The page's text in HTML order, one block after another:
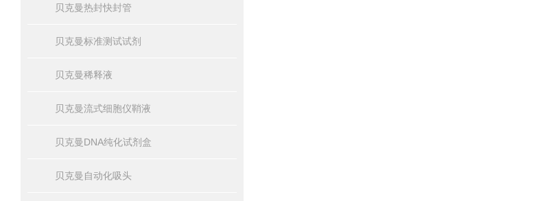
贝克曼热封快封管
贝克曼标准测试试剂
贝克曼稀释液
贝克曼流式细胞仪鞘液
贝克曼DNA纯化试剂盒
贝克曼自动化吸头